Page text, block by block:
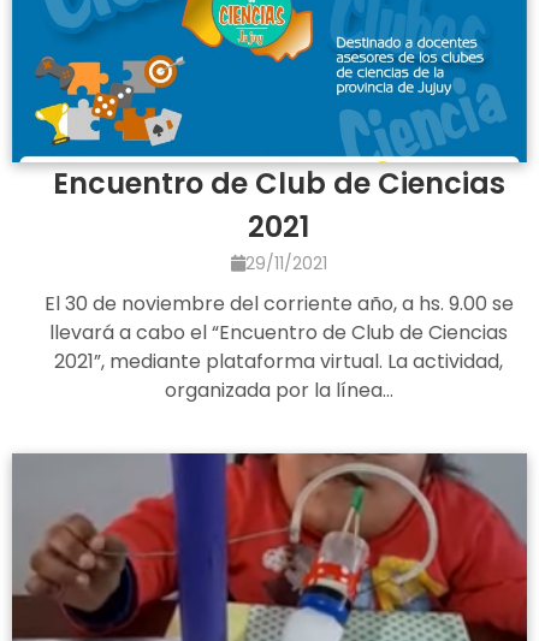
Encuentro de Club de Ciencias
2021
29/11/2021
El 30 de noviembre del corriente año, a hs. 9.00 se
llevará a cabo el “Encuentro de Club de Ciencias
2021”, mediante plataforma virtual. La actividad,
organizada por la línea…